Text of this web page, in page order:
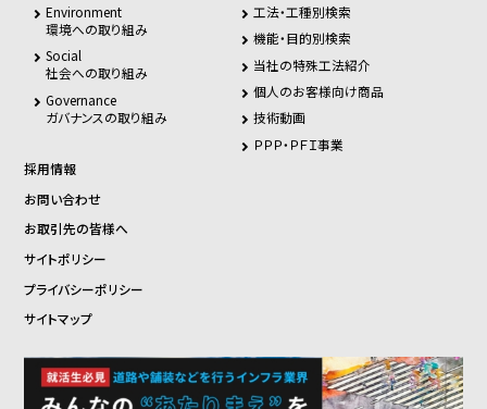
Environment
環境への取り組み
Social
社会への取り組み
Governance
ガバナンスの取り組み
工法・工種別検索
機能・目的別検索
当社の特殊工法紹介
個人のお客様向け商品
技術動画
ＰＰＰ・ＰＦＩ事業
採用情報
お問い合わせ
お取引先の皆様へ
サイトポリシー
プライバシーポリシー
サイトマップ